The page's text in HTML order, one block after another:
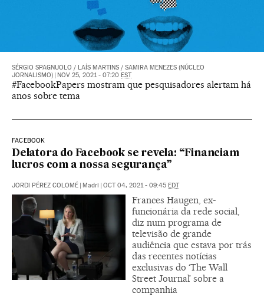
SÉRGIO SPAGNUOLO / LAÍS MARTINS / SAMIRA MENEZES (NÚCLEO
JORNALISMO)
NOV 25, 2021 - 07:20 EST
#FacebookPapers mostram que pesquisadores alertam há
anos sobre tema
FACEBOOK
Delatora do Facebook se revela: “Financiam
lucros com a nossa segurança”
JORDI PÉREZ COLOMÉ Madri OCT 04, 2021 - 09:45 EDT
Frances Haugen, ex-
funcionária da rede social,
diz num programa de
televisão de grande
audiência que estava por trás
das recentes notícias
exclusivas do ‘The Wall
Street Journal’ sobre a
companhia